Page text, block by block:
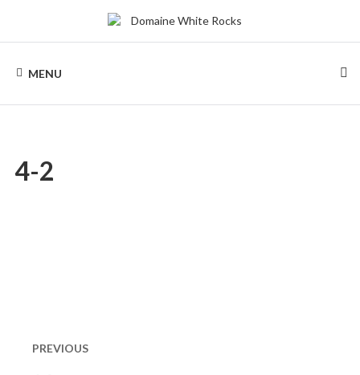
WHITE
ROCKS
de
Chalets
bois
MENU
4-2
dans
PREVIOUS